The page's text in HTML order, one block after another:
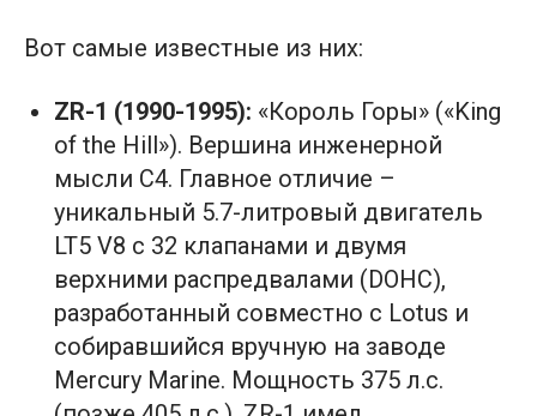
Вот самые известные из них:
ZR-1 (1990-1995): «Король Горы» («King
of the Hill»). Вершина инженерной
мысли C4. Главное отличие –
уникальный 5.7-литровый двигатель
LT5 V8 с 32 клапанами и двумя
верхними распредвалами (DOHC),
разработанный совместно с Lotus и
собиравшийся вручную на заводе
Mercury Marine. Мощность 375 л.с.